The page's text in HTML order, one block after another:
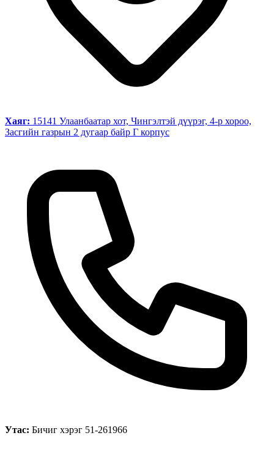
Хаяг: 15141 Улаанбаатар хот, Чингэлтэй дүүрэг, 4-р хороо,
Засгийн газрын 2 дугаар байр Г корпус
Утас: Бичиг хэрэг 51-261966